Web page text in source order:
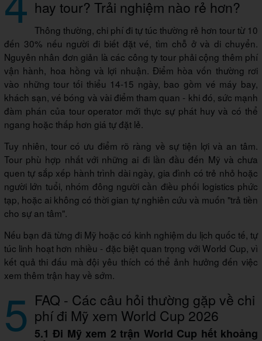
hay tour? Trải nghiệm nào rẻ hơn?
Thông thường, chi phí đi tự túc thường rẻ hơn tour từ 10
đến 30% nếu người đi biết đặt vé, tìm chỗ ở và di chuyển.
Nguyên nhân đơn giản là các công ty tour phải cộng thêm phí
vận hành, hoa hồng và lợi nhuận. Điểm hòa vốn thường rơi
vào những tour tối thiểu 14-15 ngày, bao gồm vé máy bay,
khách sạn, vé bóng và vài điểm tham quan - khi đó, sức mạnh
đàm phán của tour operator mới thực sự phát huy và có thể
ngang hoặc thấp hơn giá tự đặt lẻ.
Tuy nhiên, tour có ưu điểm rõ ràng về sự tiện lợi và an tâm.
Tour phù hợp nhất với những ai đi lần đầu đến Mỹ và chưa
quen tự sắp xếp hành trình dài ngày, gia đình có trẻ nhỏ hoặc
người lớn tuổi, nhóm đông người cần điều phối logistics phức
tạp, hoặc ai không có thời gian tự nghiên cứu và muốn "trả tiền
cho sự an tâm".
Nếu bạn đã từng đi Mỹ hoặc có kinh nghiệm du lịch quốc tế, tự
túc linh hoạt hơn nhiều - đặc biệt quan trọng với World Cup, vì
kết quả thi đấu mà đội yêu thích có thể ảnh hưởng đến việc
xem thêm trận hay về sớm.
5 FAQ - Các câu hỏi thường gặp về chi
phí đi Mỹ xem World Cup 2026
5.1 Đi Mỹ xem 2 trận World Cup hết khoảng